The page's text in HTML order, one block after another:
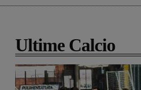
Ultime Calcio